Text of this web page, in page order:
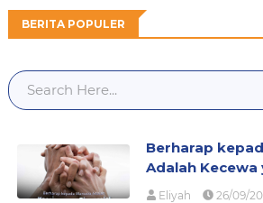
BERITA POPULER
Berharap
Adalah Kecewa
Eliyah 26/09/